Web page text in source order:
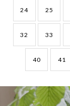
24 25
32 33
40 41